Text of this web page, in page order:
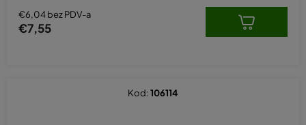
€6,04 bez PDV-a
€7,55
Kod:106114